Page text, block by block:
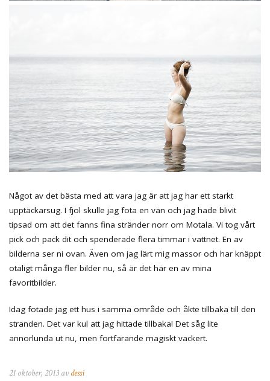
Något av det bästa med att vara jag är att jag har ett starkt
upptäckarsug. I fjol skulle jag fota en vän och jag hade blivit
tipsad om att det fanns fina stränder norr om Motala. Vi tog vårt
pick och pack dit och spenderade flera timmar i vattnet. En av
bilderna ser ni ovan. Även om jag lärt mig massor och har knäppt
otaligt många fler bilder nu, så är det här en av mina
favoritbilder.
Idag fotade jag ett hus i samma område och åkte tillbaka till den
stranden. Det var kul att jag hittade tillbaka! Det såg lite
annorlunda ut nu, men fortfarande magiskt vackert.
21 oktober, 2013 avdessi